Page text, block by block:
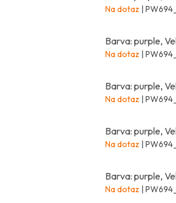
Na dotaz |
Barva: purple,
Na dotaz |
Barva: purple,
Na dotaz |
Barva: purple,
Na dotaz |
Barva: purple,
Na dotaz |